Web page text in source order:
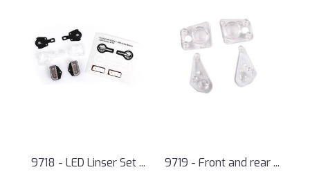
9718 - LED Linser Set ... 9719 - Front and rear ...